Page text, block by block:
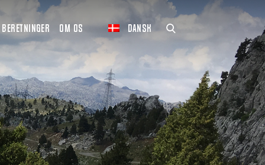
BERETNINGER OM OS DANSK